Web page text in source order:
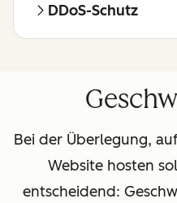
DDoS-Schutz
Bei der Überlegung,
Website hosten
entscheidend: